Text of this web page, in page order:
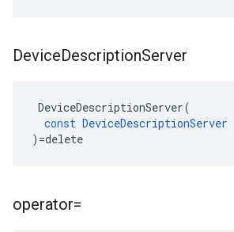
DeviceDescriptionServer
DeviceDescriptionServer(
const DeviceDescriptionServer
) =delete
operator=